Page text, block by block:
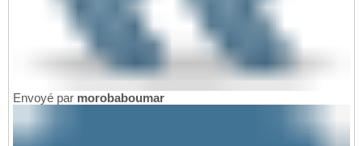
Envoyé par morobaboumar